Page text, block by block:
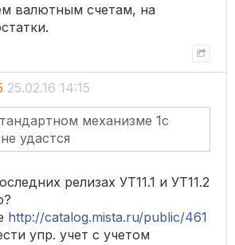
валютным счетам, на
25.02.16 14:15
механизме 1с
удастся
релизах УТ11.1 и УТ11.2
http://catalog.mista.ru/public/461
упр. учет с учетом